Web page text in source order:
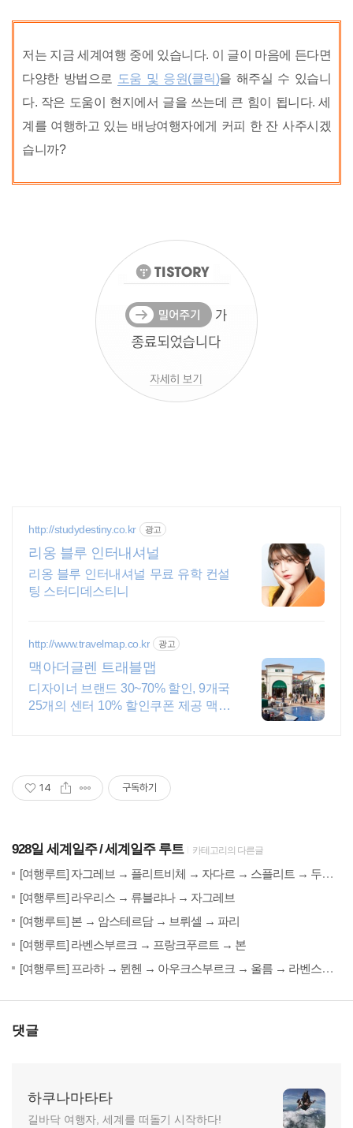
저는 지금 세계여행 중에 있습니다. 이 글이 마음에 든다면
다양한 방법으로
도움 및 응원(클릭)을 해주실 수 있습니
다. 작은 도움이 현지에서 글을 쓰는데 큰 힘이 됩니다. 세
계를 여행하고 있는 배낭여행자에게 커피 한 잔 사주시겠
습니까?
http://studydestiny.co.kr 광고
리옹 블루 인터내셔널
리옹 블루 인터내셔널 무료 유학 컨설
팅 스터디데스티니
http://www.travelmap.co.kr 광고
맥아더글렌 트래블맵
디자이너 브랜드 30~70% 할인, 9개국
25개의 센터 10% 할인쿠폰 제공 맥아
14 구독하기
928일 세계일주 세계일주 루트 카테고리의 다른글
[여행루트] 자그레브 → 플리트비체 → 자다르 → 스플리트 → 두브로브니크
[여행루트] 라우리스 → 류블랴나 → 자그레브
[여행루트] 본 → 암스테르담 → 브뤼셀 → 파리
[여행루트] 라벤스부르크 → 프랑크푸르트 → 본
[여행루트] 프라하 → 뮌헨 → 아우크스부르크 → 울름 → 라벤스부르크
댓글
하쿠나마타타
길바닥 여행자, 세계를 떠돌기 시작하다!